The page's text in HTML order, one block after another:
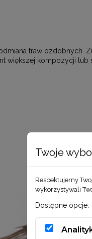
traw ozdobnych.
większej kompozycji
Twoje
Respektujemy
wykorzystywali
Dostępne opcje: